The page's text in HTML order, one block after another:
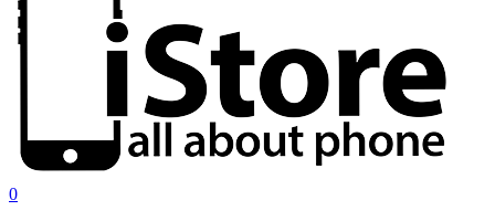
search
account
0